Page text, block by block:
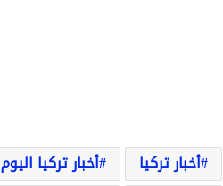
أخبار تركيا أخبار تركيا اليوم